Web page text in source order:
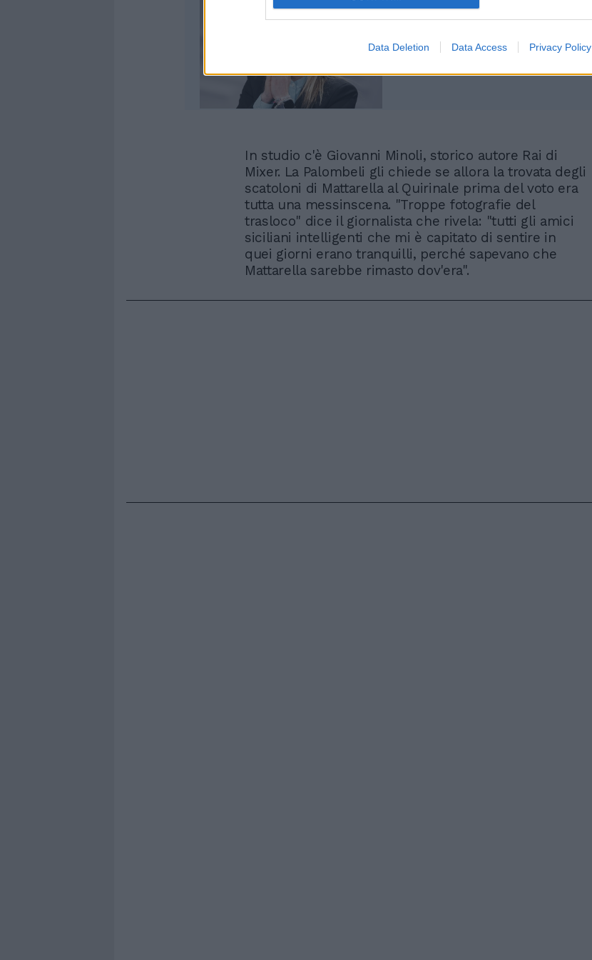
Data Deletion Data Access Privacy Policy
Sondaggio terremoto, il
ribaltone clamoroso: la
In studio c'è Giovanni Minoli, storico autore Rai di
Mixer. La Palombeli gli chiede se allora la trovata degli
scatoloni di Mattarella al Quirinale prima del voto era
tutta una messinscena. "Troppe fotografie del
trasloco" dice il giornalista che rivela: "tutti gli amici
siciliani intelligenti che mi è capitato di sentire in
quei giorni erano tranquilli, perché sapevano che
Mattarella sarebbe rimasto dov'era".